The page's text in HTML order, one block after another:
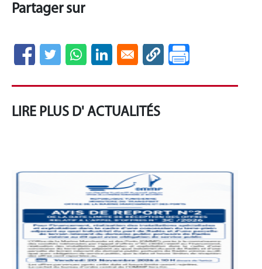
Partager sur
LIRE PLUS D' ACTUALITÉS